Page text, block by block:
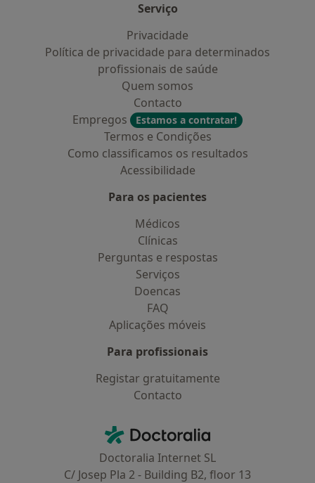
Serviço
Privacidade
Política de privacidade para determinados
profissionais de saúde
Quem somos
Contacto
Empregos
Estamos a contratar!
Termos e Condições
Como classificamos os resultados
Acessibilidade
Para os pacientes
Médicos
Clínicas
Perguntas e respostas
Serviços
Doencas
FAQ
Aplicações móveis
Para profissionais
Registar gratuitamente
Contacto
Doctoralia - Homepage
Doctoralia Internet SL
C/ Josep Pla 2 - Building B2, floor 13